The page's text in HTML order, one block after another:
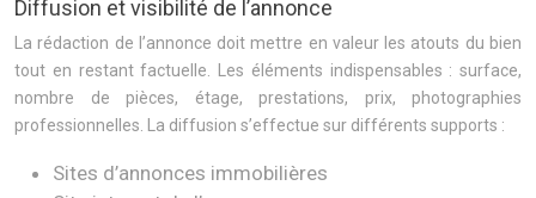
Diffusion et visibilité de l’annonce
La rédaction de l’annonce doit mettre en valeur les atouts du bien
tout en restant factuelle. Les éléments indispensables : surface,
nombre de pièces, étage, prestations, prix, photographies
professionnelles. La diffusion s’effectue sur différents supports :
Sites d’annonces immobilières